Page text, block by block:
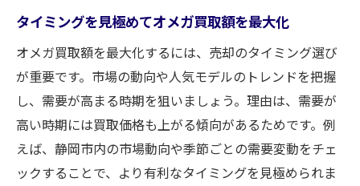
タイミングを見極めてオメガ買取額を最大化
オメガ買取額を最大化するには、売却のタイミング選び
が重要です。市場の動向や人気モデルのトレンドを把握
し、需要が高まる時期を狙いましょう。理由は、需要が
高い時期には買取価格も上がる傾向があるためです。例
えば、静岡市内の市場動向や季節ごとの需要変動をチェ
ックすることで、より有利なタイミングを見極められま